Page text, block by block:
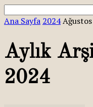
Ana Sayfa 2024Ağustos
Aylık
2024